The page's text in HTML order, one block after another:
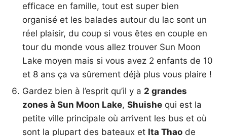
efficace en famille, tout est super bien
organisé et les balades autour du lac sont un
réel plaisir, du coup si vous êtes en couple en
tour du monde vous allez trouver Sun Moon
Lake moyen mais si vous avez 2 enfants de 10
et 8 ans ça va sûrement déjà plus vous plaire !
Gardez bien à l’esprit qu’il y a 2 grandes
zones à Sun Moon Lake,Shuishe qui est la
petite ville principale où arrivent les bus et où
sont la plupart des bateaux et Ita Thao de